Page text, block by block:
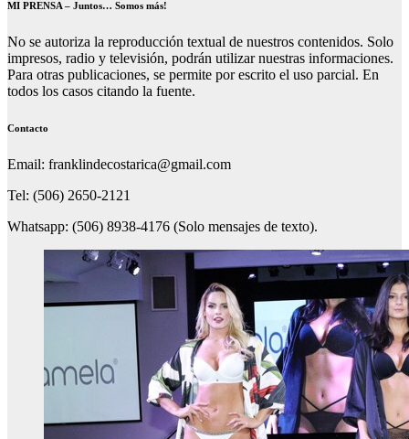
MI PRENSA – Juntos… Somos más!
No se autoriza la reproducción textual de nuestros contenidos. Solo
impresos, radio y televisión, podrán utilizar nuestras informaciones.
Para otras publicaciones, se permite por escrito el uso parcial. En
todos los casos citando la fuente.
Contacto
Email: franklindecostarica@gmail.com
Tel: (506) 2650-2121
Whatsapp: (506) 8938-4176 (Solo mensajes de texto).